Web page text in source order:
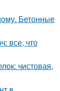
Бетонные
все, что
чистовая,